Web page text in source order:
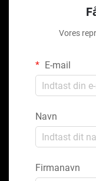
Vores
E-mail
Navn
Firmanavn